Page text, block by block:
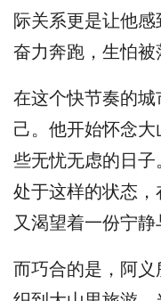
际关系更是让他
奋力奔跑，生怕被
在这个快节奏的
己。他开始怀念
些无忧无虑的日
处于这样的状态
又渴望着一份宁静
而巧合的是，阿义